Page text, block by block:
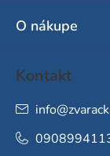
O nákupe
Kontakt
info@